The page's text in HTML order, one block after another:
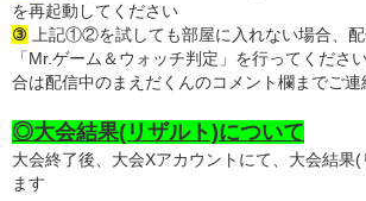
を再起動してください
③ 上記①②を試しても部屋に入れない場合、
「Mr.ゲーム＆ウォッチ判定」を行ってくださ
合は配信中のまえだくんのコメント欄までご連
◎大会結果(リザルト)について
大会終了後、大会Xアカウントにて、大会結果
ます